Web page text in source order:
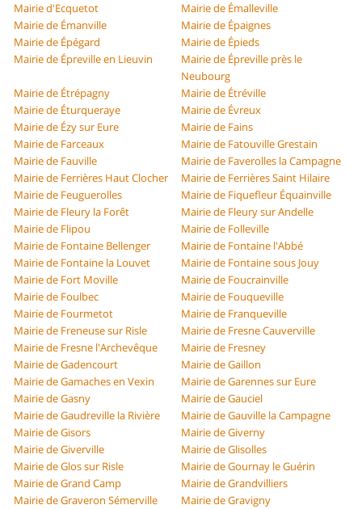
Mairie d'Ecquetot
Mairie de Émalleville
Mairie de Émanville
Mairie de Épaignes
Mairie de Épégard
Mairie de Épieds
Mairie de Épreville en Lieuvin
Mairie de Épreville près le
Neubourg
Mairie de Étrépagny
Mairie de Étréville
Mairie de Éturqueraye
Mairie de Évreux
Mairie de Ézy sur Eure
Mairie de Fains
Mairie de Farceaux
Mairie de Fatouville Grestain
Mairie de Fauville
Mairie de Faverolles la Campagne
Mairie de Ferrières Haut Clocher
Mairie de Ferrières Saint Hilaire
Mairie de Feuguerolles
Mairie de Fiquefleur Équainville
Mairie de Fleury la Forêt
Mairie de Fleury sur Andelle
Mairie de Flipou
Mairie de Folleville
Mairie de Fontaine Bellenger
Mairie de Fontaine l'Abbé
Mairie de Fontaine la Louvet
Mairie de Fontaine sous Jouy
Mairie de Fort Moville
Mairie de Foucrainville
Mairie de Foulbec
Mairie de Fouqueville
Mairie de Fourmetot
Mairie de Franqueville
Mairie de Freneuse sur Risle
Mairie de Fresne Cauverville
Mairie de Fresne l'Archevêque
Mairie de Fresney
Mairie de Gadencourt
Mairie de Gaillon
Mairie de Gamaches en Vexin
Mairie de Garennes sur Eure
Mairie de Gasny
Mairie de Gauciel
Mairie de Gaudreville la Rivière
Mairie de Gauville la Campagne
Mairie de Gisors
Mairie de Giverny
Mairie de Giverville
Mairie de Glisolles
Mairie de Glos sur Risle
Mairie de Gournay le Guérin
Mairie de Grand Camp
Mairie de Grandvilliers
Mairie de Graveron Sémerville
Mairie de Gravigny